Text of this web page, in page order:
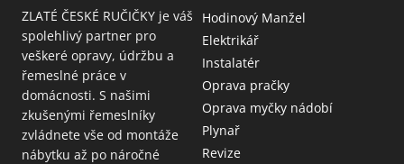
ZLATÉ ČESKÉ RUČIČKY je váš
spolehlivý partner pro
veškeré opravy, údržbu a
řemeslné práce v
domácnosti. S našimi
zkušenými řemeslníky
zvládnete vše od montáže
nábytku až po náročné
Hodinový Manžel
Elektrikář
Instalatér
Oprava pračky
Oprava myčky nádobí
Plynař
Revize